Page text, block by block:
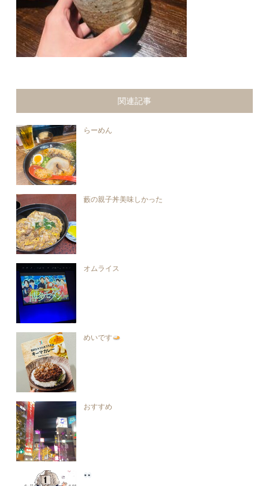
関連記事
らーめん
藪の親子丼美味しかった
オムライス
めいです
おすすめ